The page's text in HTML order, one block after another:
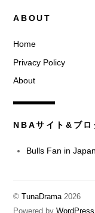
ABOUT
Home
Privacy Policy
About
NBAサイト&ブロ
Bulls Fan in
©TunaDrama2026
Powered byWordPress